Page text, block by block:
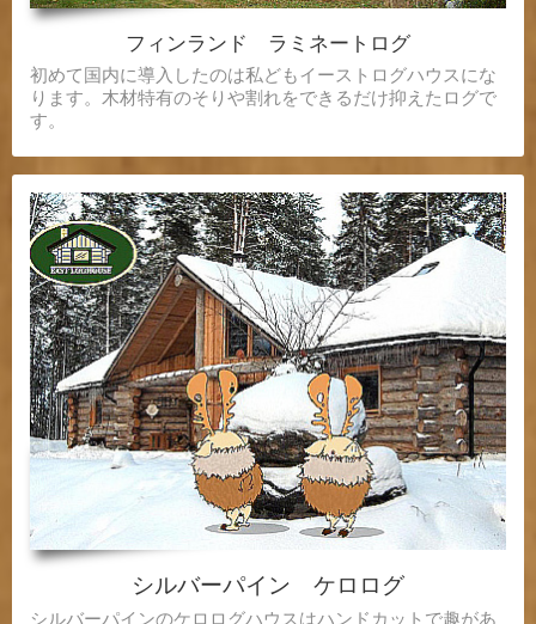
フィンランド ラミネートログ
初めて国内に導入したのは私どもイーストログハウスにな
ります。木材特有のそりや割れをできるだけ抑えたログで
す。
シルバーパイン ケロログ
シルバーパインのケロログハウスはハンドカットで趣があ